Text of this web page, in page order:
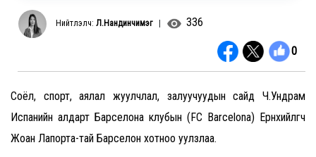
Нийтлэлч: Л.Нандинчимэг| 336
0
Соёл, спорт, аялал жуулчлал, залуучуудын сайд Ч.Ундрам
Испанийн алдарт Барселона клубын (FC Barcelona) Ерөнхийлөгч
Жоан Лапорта-тай Барселон хотноо уулзлаа.